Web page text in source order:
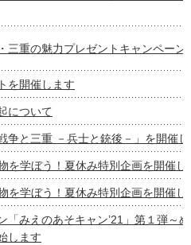
三重の魅力プレゼントキャンペーン
を開催します
について
と三重 －兵士と銃後－」を開催
を学ぼう！夏休み特別企画を開催し
を学ぼう！夏休み特別企画を開催し
「みえのあそキャン’21」第１弾～
します